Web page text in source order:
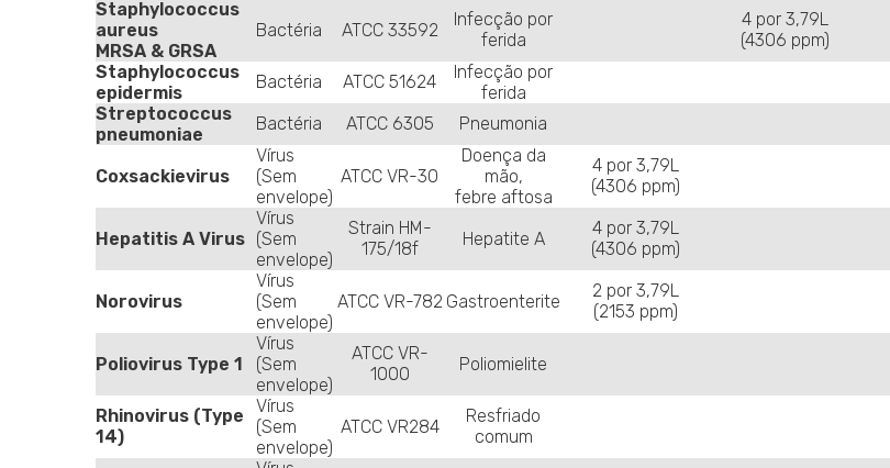
Staphylococcus
aureus
MRSA & GRSA
Bactéria ATCC 33592
Infecção por
ferida
4 por 3,79L
(4306 ppm)
Staphylococcus
epidermis
Bactéria ATCC 51624
Infecção por
ferida
Streptococcus
pneumoniae
Bactéria ATCC 6305 Pneumonia
Coxsackievirus
Vírus
(Sem
envelope)
ATCC VR-30
Doença da
mão,
febre aftosa
4 por 3,79L
(4306 ppm)
Hepatitis A Virus
Vírus
(Sem
envelope)
Strain HM-
175/18f
Hepatite A
4 por 3,79L
(4306 ppm)
Norovirus
Vírus
(Sem
envelope)
ATCC VR-782 Gastroenterite
2 por 3,79L
(2153 ppm)
Poliovirus Type 1
Vírus
(Sem
envelope)
ATCC VR-
1000
Poliomielite
Rhinovirus (Type
14)
Vírus
(Sem
envelope)
ATCC VR284
Resfriado
comum